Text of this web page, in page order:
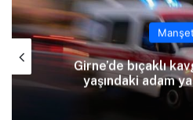
Manşet
Girne’de bıçaklı
yaşındaki adam